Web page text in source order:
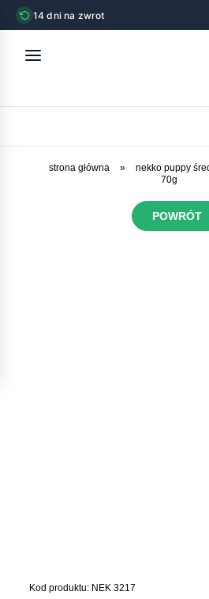
14 dni na zwrot
strona główna »
nekko puppy
70g
POWRÓT
Kod produktu: NEK 3217